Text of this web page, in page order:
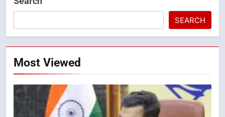
SEARCH
Most Viewed